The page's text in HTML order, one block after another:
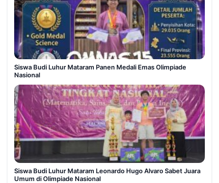
Siswa Budi Luhur Mataram Panen Medali Emas Olimpiade
Nasional
Siswa Budi Luhur Mataram Leonardo Hugo Alvaro Sabet Juara
Umum di Olimpiade Nasional